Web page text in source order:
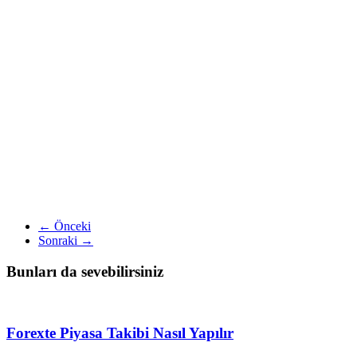
← Önceki
Sonraki →
Bunları da sevebilirsiniz
Forexte Piyasa Takibi Nasıl Yapılır